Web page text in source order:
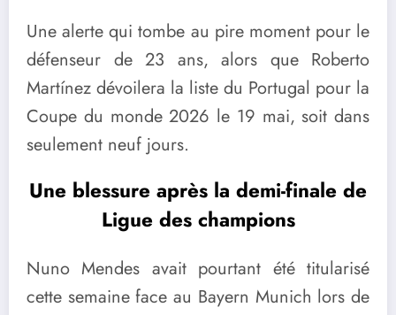
Une alerte qui tombe au pire moment pour le
défenseur de 23 ans, alors que Roberto
Martínez dévoilera la liste du Portugal pour la
Coupe du monde 2026 le 19 mai, soit dans
seulement neuf jours.
Une blessure après la demi-finale de
Ligue des champions
Nuno Mendes avait pourtant été titularisé
cette semaine face au Bayern Munich lors de